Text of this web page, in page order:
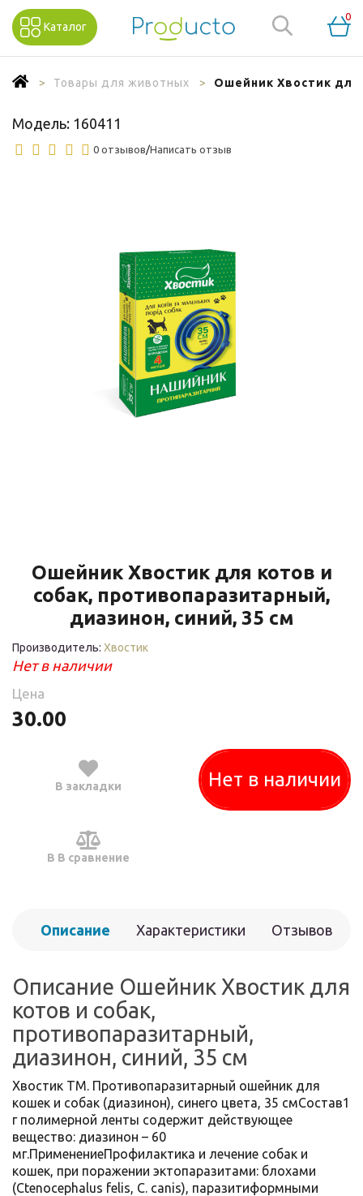
Каталог
0
Товары для животных Ошейник Хвостик для
Модель: 160411
0 отзывов/Написать отзыв
Ошейник Хвостик для котов и
собак, противопаразитарный,
диазинон, синий, 35 см
Производитель: Хвостик
Нет в наличии
Цена
30.00
В закладки
В В сравнение
Нет в наличии
Описание Характеристики Отзывов
Описание Ошейник Хвостик для
котов и собак,
противопаразитарный,
диазинон, синий, 35 см
Хвостик ТМ. Противопаразитарный ошейник для
кошек и собак (диазинон), синего цвета, 35 смСостав1
г полимерной ленты содержит действующее
вещество: диазинон – 60
мг.ПрименениеПрофилактика и лечение собак и
кошек, при поражении эктопаразитами: блохами
(Ctenocephalus felis, C. canis), паразитиформными